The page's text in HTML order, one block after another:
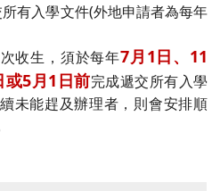
有入學文件(外地申請者為每年
收生，須於每年7月1日、11
或5月1日前完成遞交所有入學
未能趕及辦理者，則會安排順